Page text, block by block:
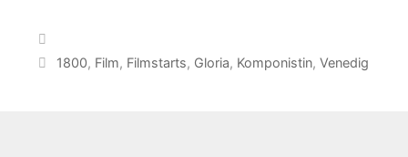
Tags
1800, Film, Filmstarts, Gloria, Komponistin, Venedig